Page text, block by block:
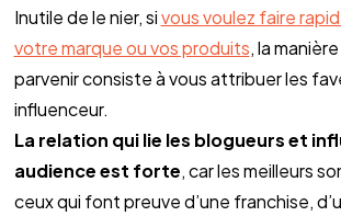
Inutile de le nier, si vous voulez faire
votre marque ou vos produits, la
parvenir consiste à vous attribuer les
influenceur.
La relation qui lie les blogueurs et
audience est forte, car les meilleurs
ceux qui font preuve d’une franchise,